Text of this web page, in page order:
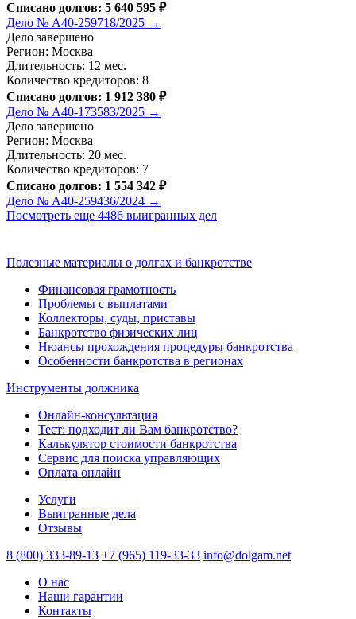
Списано долгов: 5 640 595 ₽
Дело № А40-259718/2025 →
Дело завершено
Регион: Москва
Длительность: 12 мес.
Количество кредиторов: 8
Списано долгов: 1 912 380 ₽
Дело № А40-173583/2025 →
Дело завершено
Регион: Москва
Длительность: 20 мес.
Количество кредиторов: 7
Списано долгов: 1 554 342 ₽
Дело № А40-259436/2024 →
Посмотреть еще 4486 выигранных дел
Полезные материалы о долгах и банкротстве
Финансовая грамотность
Проблемы с выплатами
Коллекторы, суды, приставы
Банкротство физических лиц
Нюансы прохождения процедуры банкротства
Особенности банкротства в регионах
Инструменты должника
Онлайн-консультация
Тест: подходит ли Вам банкротство?
Калькулятор стоимости банкротства
Сервис для поиска управляющих
Оплата онлайн
Услуги
Выигранные дела
Отзывы
8 (800) 333-89-13 +7 (965) 119-33-33 info@dolgam.net
О нас
Наши гарантии
Контакты